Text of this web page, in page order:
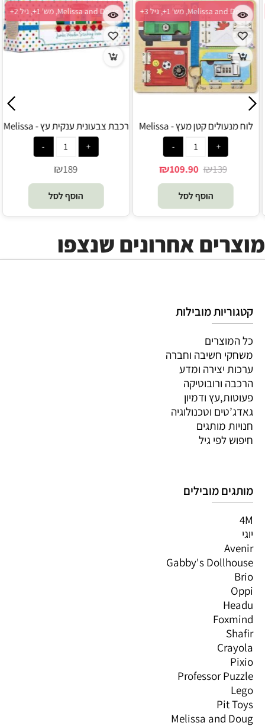
Melissa and Doug, מש' 1+, גיל 3+
לוח מנעולים קטן מעץ - Melissa
and Doug
109.90
הוסף לסל
Melissa and Doug, מש' 1+, גיל 2+
מגדל הך פטיש כדורים - Melissa
and Doug
₪115.90
הוסף לסל
מוצרים אחרונים שנצפו
קטגוריות מובילות
כל המוצרים
משחקי חשיבה וחברה
ערכות יצירה ומדע
הרכבה ורובוטיקה
פעוטות,עץ ודמיון
גאדג’טים וטכנולוגיה
חנויות מותגים
חיפוש לפי גיל
מותגים מובילים
4M
יוגי
Avenir
Gabby's Dollhouse
Brio
Oppi
Headu
Foxmind
Shafir
Crayola
Pixio
Professor Puzzle
Lego
Pit Toys
Melissa and Doug